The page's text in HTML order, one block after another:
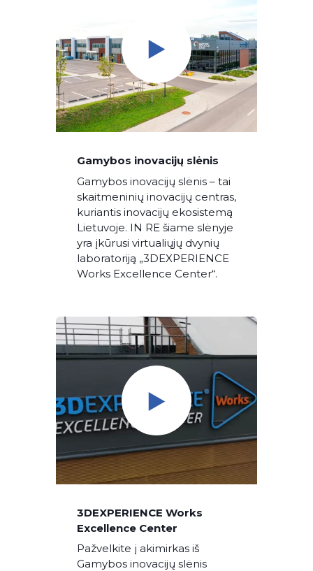
Gamybos inovacijų slėnis
Gamybos inovacijų slėnis – tai
skaitmeninių inovacijų centras,
kuriantis inovacijų ekosistemą
Lietuvoje. IN RE šiame slėnyje
yra įkūrusi virtualiųjų dvynių
laboratoriją „3DEXPERIENCE
Works Excellence Center“.
3DEXPERIENCE Works
Excellence Center
Pažvelkite į akimirkas iš
Gamybos inovacijų slėnis